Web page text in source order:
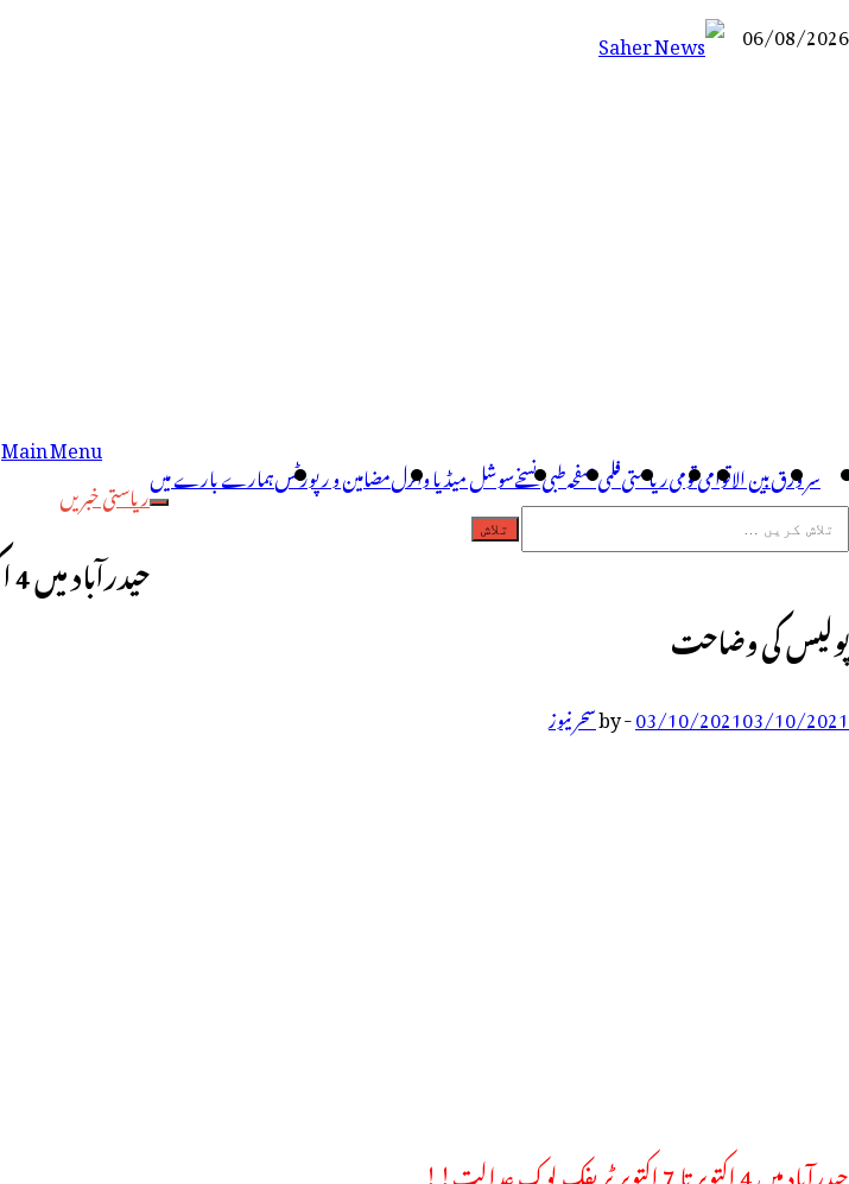
06/08/2026
نیوز پورٹل
سر ورقبین الاقوامیقومیریاستیفلمی صفحہطبی نسخےسوشل میڈیا وائرلمضامین و رپورٹسہمارے بارے میں
Main Menu
ریاستی خبریں
پولیس کی وضاحت
03/10/202103/10/2021
-
byسحر نیوز
حیدرآباد میں 4 اکتوبر تا 7 اکتوبر ٹریفک لوک عدالت!!